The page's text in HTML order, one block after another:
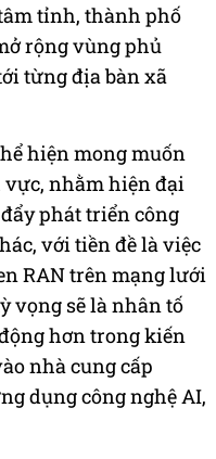
tỉnh, thành phố
rộng vùng phủ
từng địa bàn xã
hiện mong muốn
nhằm hiện đại
phát triển công
với tiền đề là việc
RAN trên mạng lưới
vọng sẽ là nhân tố
hơn trong kiến
nhà cung cấp
dụng công nghệ AI,